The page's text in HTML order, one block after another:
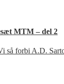
MTM – del 2
så forbi A.D.